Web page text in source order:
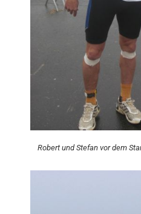
Robert und Stefan vor dem